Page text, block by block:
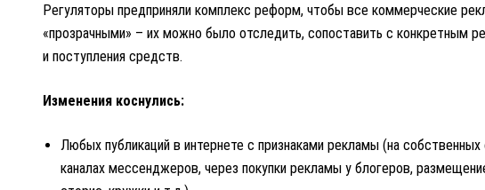
Регуляторы предприняли комплекс реформ, чтобы все коммерческие
«прозрачными» – их можно было отследить, сопоставить с конкретным
и поступления средств.
Изменения коснулись:
Любых публикаций в интернете с признаками рекламы (на собственных
каналах мессенджеров, через покупки рекламы у блогеров,